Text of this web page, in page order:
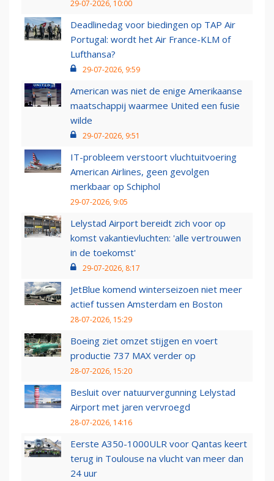
29-07-2026, 10:00
Deadlinedag voor biedingen op TAP Air
Portugal: wordt het Air France-KLM of
Lufthansa?
29-07-2026, 9:59
American was niet de enige Amerikaanse
maatschappij waarmee United een fusie
wilde
29-07-2026, 9:51
IT-probleem verstoort vluchtuitvoering
American Airlines, geen gevolgen
merkbaar op Schiphol
29-07-2026, 9:05
Lelystad Airport bereidt zich voor op
komst vakantievluchten: 'alle vertrouwen
in de toekomst'
29-07-2026, 8:17
JetBlue komend winterseizoen niet meer
actief tussen Amsterdam en Boston
28-07-2026, 15:29
Boeing ziet omzet stijgen en voert
productie 737 MAX verder op
28-07-2026, 15:20
Besluit over natuurvergunning Lelystad
Airport met jaren vervroegd
28-07-2026, 14:16
Eerste A350-1000ULR voor Qantas keert
terug in Toulouse na vlucht van meer dan
24 uur